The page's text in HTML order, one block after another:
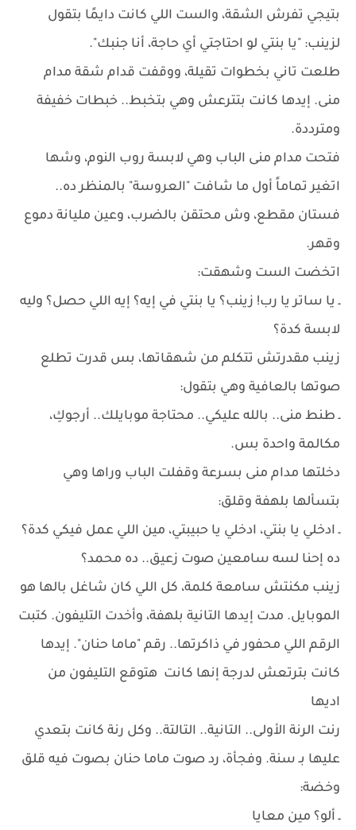
بتيجي تفرش الشقة، والست اللي كانت دايمًا بتقول
لزينب: "يا بنتي لو احتاجتي أي حاجة، أنا جنبك".
طلعت تاني بخطوات تقيلة، ووقفت قدام شقة مدام
منى. إيدها كانت بتترعش وهي بتخبط.. خبطات خفيفة
ومترددة.
فتحت مدام منى الباب وهي لابسة روب النوم، وشها
اتغير تماماً أول ما شافت "العروسة" بالمنظر ده..
فستان مقطع، وش محتقن بالضرب، وعين مليانة دموع
وقهر.
اتخضت الست وشهقت:
ـ يا ساتر يا رب! زينب؟ يا بنتي في إيه؟ إيه اللي حصل؟ وليه
لابسة كدة؟
زينب مقدرتش تتكلم من شهقاتها، بس قدرت تطلع
صوتها بالعافية وهي بتقول:
ـ طنط منى.. بالله عليكي.. محتاجة موبايلك.. أرجوكِ،
مكالمة واحدة بس.
دخلتها مدام منى بسرعة وقفلت الباب وراها وهي
بتسألها بلهفة وقلق:
ـ ادخلي يا بنتي، ادخلي يا حبيبتي، مين اللي عمل فيكي كدة؟
ده إحنا لسه سامعين صوت زعيق.. ده محمد؟
زينب مكنتش سامعة كلمة، كل اللي كان شاغل بالها هو
الموبايل. مدت إيدها التانية بلهفة، وأخدت التليفون. كتبت
الرقم اللي محفور في ذاكرتها.. رقم "ماما حنان". إيدها
كانت بترتعش لدرجة إنها كانت هتوقع التليفون من
اديها
رنت الرنة الأولى.. التانية.. التالتة.. وكل رنة كانت بتعدي
عليها بـ سنة. وفجأة، رد صوت ماما حنان بصوت فيه قلق
وخضة:
ـ ألو؟ مين معايا